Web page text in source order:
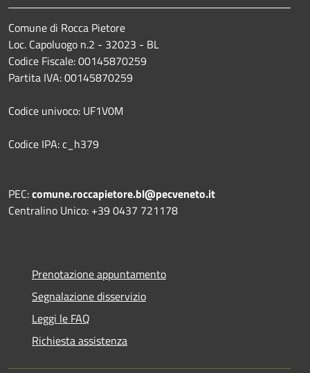
Comune di Rocca Pietore
Loc. Capoluogo n.2 - 32023 - BL
Codice Fiscale: 00145870259
Partita IVA: 00145870259
Codice univoco: UF1V0M
Codice IPA: c_h379
PEC:comune.roccapietore.bl@pecveneto.it
Centralino Unico: +39 0437 721178
Prenotazione appuntamento
Segnalazione disservizio
Leggi le FAQ
Richiesta assistenza